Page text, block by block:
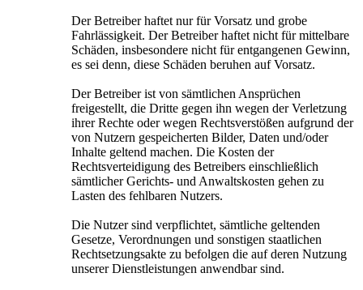
Der Betreiber haftet nur für Vorsatz und grobe
Fahrlässigkeit. Der Betreiber haftet nicht für mittelbare
Schäden, insbesondere nicht für entgangenen Gewinn,
es sei denn, diese Schäden beruhen auf Vorsatz.
Der Betreiber ist von sämtlichen Ansprüchen
freigestellt, die Dritte gegen ihn wegen der Verletzung
ihrer Rechte oder wegen Rechtsverstößen aufgrund der
von Nutzern gespeicherten Bilder, Daten und/oder
Inhalte geltend machen. Die Kosten der
Rechtsverteidigung des Betreibers einschließlich
sämtlicher Gerichts- und Anwaltskosten gehen zu
Lasten des fehlbaren Nutzers.
Die Nutzer sind verpflichtet, sämtliche geltenden
Gesetze, Verordnungen und sonstigen staatlichen
Rechtsetzungsakte zu befolgen die auf deren Nutzung
unserer Dienstleistungen anwendbar sind.